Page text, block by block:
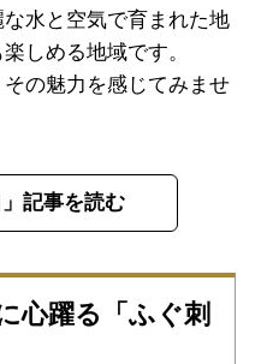
水と空気で育まれた地
しめる地域です。
の魅力を感じてみませ
」記事を読む
心躍る「ふぐ刺